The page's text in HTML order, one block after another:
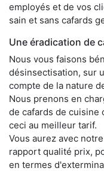
employés et de vos
sain et sans cafards
Une éradication de
Nous vous faisons
désinsectisation, sur
compte de la nature
Nous prenons en
de cafards de cuisine
ceci au meilleur tarif.
Vous aurez avec
rapport qualité prix,
en termes